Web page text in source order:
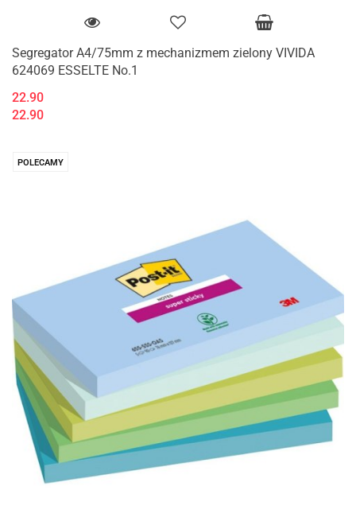
Segregator A4/75mm z mechanizmem zielony VIVIDA
624069 ESSELTE No.1
22.90
22.90
POLECAMY